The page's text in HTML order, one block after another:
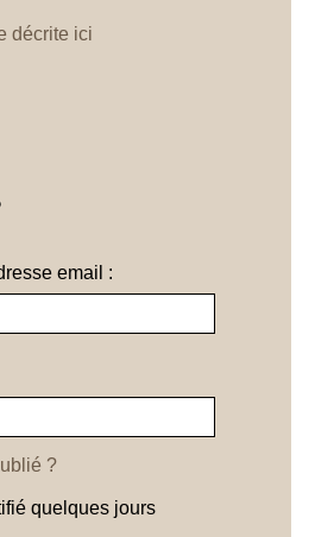
décrite ici
email :
?
quelques jours